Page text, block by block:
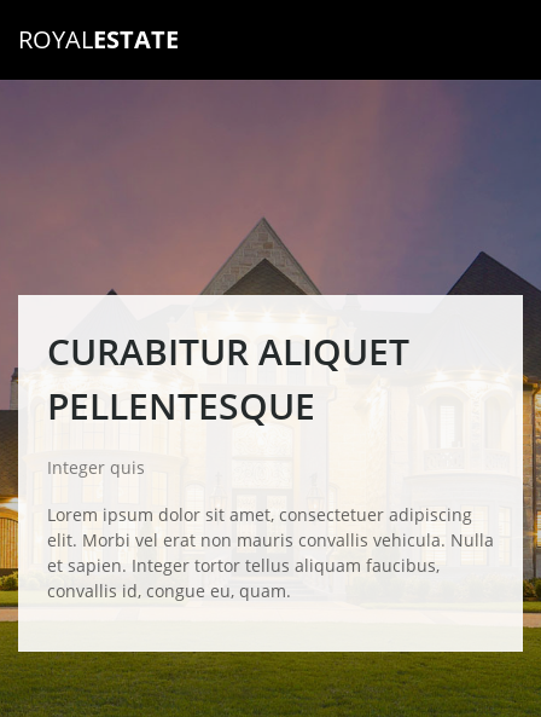
ROYALESTATE
CURABITUR ALIQUET
PELLENTESQUE
Integer quis
Lorem ipsum dolor sit amet, consectetuer adipiscing
elit. Morbi vel erat non mauris convallis vehicula. Nulla
et sapien. Integer tortor tellus aliquam faucibus,
convallis id, congue eu, quam.